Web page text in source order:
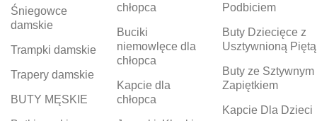
Śniegowce
damskie
Trampki damskie
Trapery damskie
BUTY MĘSKIE
chłopca
Buciki
niemowlęce dla
chłopca
Kapcie dla
chłopca
Podbiciem
Buty Dziecięce z
Usztywnioną Piętą
Buty ze Sztywnym
Zapiętkiem
Kapcie Dla Dzieci